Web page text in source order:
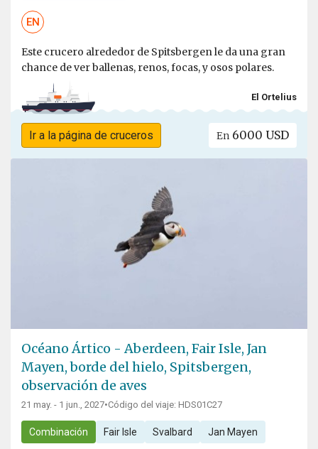
EN
Este crucero alrededor de Spitsbergen le da una gran
chance de ver ballenas, renos, focas, y osos polares.
El Ortelius
Ir a la página de cruceros En 6000 USD
Océano Ártico - Aberdeen, Fair Isle, Jan
Mayen, borde del hielo, Spitsbergen,
observación de aves
21 may. - 1 jun., 2027•Código del viaje: HDS01C27
Combinación Fair Isle Svalbard Jan Mayen